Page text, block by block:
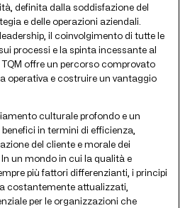
definita dalla soddisfazione del
e delle operazioni aziendali.
il coinvolgimento di tutte le
processi e la spinta incessante al
offre un percorso comprovato
operativa e costruire un vantaggio
culturale profondo e un
in termini di efficienza,
del cliente e morale dei
un mondo in cui la qualità e
più fattori differenzianti, i principi
costantemente attualizzati,
per le organizzazioni che